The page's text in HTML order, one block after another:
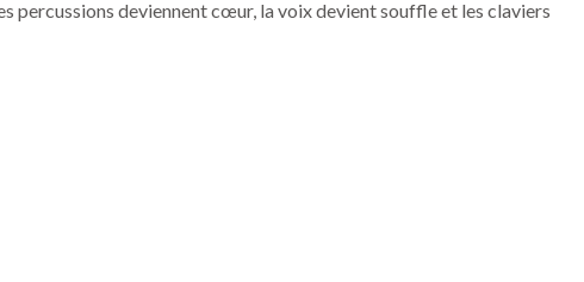
percussions deviennent cœur, la voix devient souffle et les claviers